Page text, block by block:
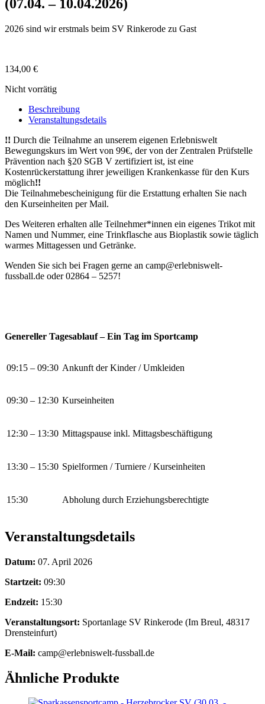
(07.04. – 10.04.2026)
2026 sind wir erstmals beim SV Rinkerode zu Gast
134,00 €
Nicht vorrätig
Beschreibung
Veranstaltungsdetails
!! Durch die Teilnahme an unserem eigenen Erlebniswelt
Bewegungskurs im Wert von 99€, der von der Zentralen Prüfstelle
Prävention nach §20 SGB V zertifiziert ist, ist eine
Kostenrückerstattung ihrer jeweiligen Krankenkasse für den Kurs
möglich!!
Die Teilnahmebescheinigung für die Erstattung erhalten Sie nach
den Kurseinheiten per Mail.
Des Weiteren erhalten alle Teilnehmer*innen ein eigenes Trikot mit
Namen und Nummer, eine Trinkflasche aus Bioplastik sowie täglich
warmes Mittagessen und Getränke.
Wenden Sie sich bei Fragen gerne an camp@erlebniswelt-
fussball.de oder 02864 – 5257!
Genereller Tagesablauf – Ein Tag im Sportcamp
09:15 – 09:30 Ankunft der Kinder / Umkleiden
09:30 – 12:30 Kurseinheiten
12:30 – 13:30 Mittagspause inkl. Mittagsbeschäftigung
13:30 – 15:30 Spielformen / Turniere / Kurseinheiten
15:30 Abholung durch Erziehungsberechtigte
Veranstaltungsdetails
Datum: 07. April 2026
Startzeit: 09:30
Endzeit: 15:30
Veranstaltungsort: Sportanlage SV Rinkerode (Im Breul, 48317
Drensteinfurt)
E-Mail: camp@erlebniswelt-fussball.de
Ähnliche Produkte